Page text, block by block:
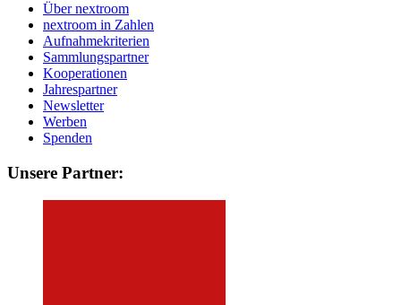
Über nextroom
nextroom in Zahlen
Aufnahmekriterien
Sammlungspartner
Kooperationen
Jahrespartner
Newsletter
Werben
Spenden
Unsere Partner: